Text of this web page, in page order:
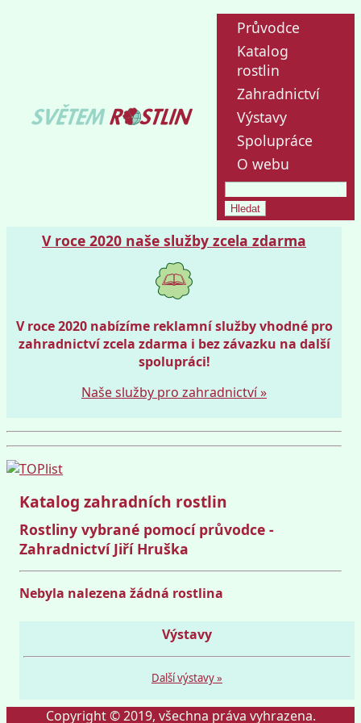
Průvodce
Katalog
rostlin
Zahradnictví
Výstavy
Spolupráce
O webu
V roce 2020 naše služby zcela zdarma
V roce 2020 nabízíme reklamní služby vhodné pro
zahradnictví zcela zdarma i bez závazku na další
spolupráci!
Naše služby pro zahradnictví »
Katalog zahradních rostlin
Rostliny vybrané pomocí průvodce -
Zahradnictví Jiří Hruška
Nebyla nalezena žádná rostlina
Výstavy
Další výstavy »
Copyright © 2019, všechna práva vyhrazena.